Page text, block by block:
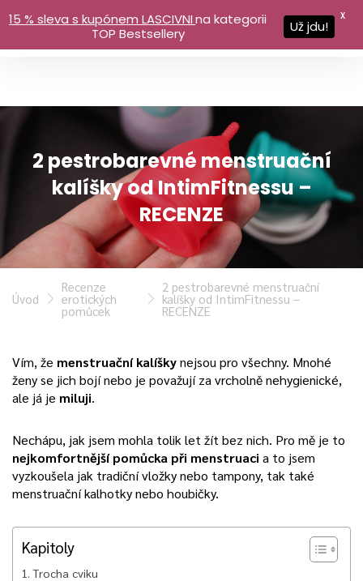
2 pestrobarevné menstruační
kalíšky od IntimFitnessu –
RECENZE
Úvod
Recenze
erotických
pomůcek
2 pestrobarevné menstruační
kalíšky od IntimFitnessu –
RECENZE
Vím, že menstruační kalíškynejsou pro všechny. Mnohé
ženy se jich bojí nebo je považují za vrcholně nehygienické,
ale já je miluji.
Nechápu, jak jsem mohla tolik let žít bez nich. Pro mě je to
nejkomfortnější pomůcka při menstruaci a to jsem
vyzkoušela jak tradiční vložky nebo tampony, tak také
menstruační kalhotky nebo houbičky.
Kapitoly
Trocha cviku
15 % sleva s kupónem LASCIVNIna kategorii
TOP Bestsellery
Už jdu!
X